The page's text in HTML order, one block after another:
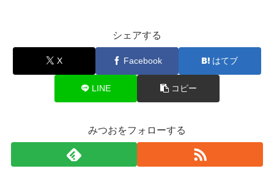
シェアする
X Facebook はてブ
LINE コピー
みつおをフォローする